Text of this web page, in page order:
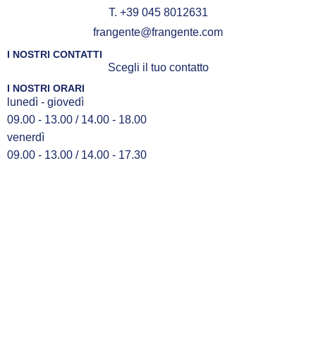
T. +39 045 8012631
frangente@frangente.com
I NOSTRI CONTATTI
Scegli il tuo contatto
I NOSTRI ORARI
lunedì - giovedì
09.00 - 13.00 / 14.00 - 18.00
venerdì
09.00 - 13.00 / 14.00 - 17.30